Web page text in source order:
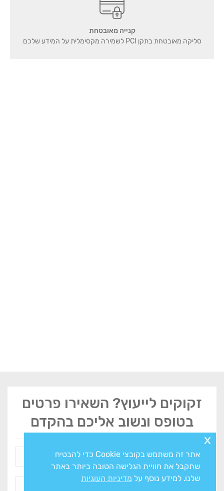
קנייה מאובטחת
סליקה מאובטחת בתקן PCI לשמירה מקסימלית על המידע שלכם
זקוקים לייעוץ? השאירו פרטים
בטופס ונשוב אליכם בהקדם
אתר זה משתמש בקובצי Cookie כדי להבטיח
שתקבל את חוויית הגלישה הטובה ביותר באתר
שלנו. למידע נוסף על מדיניות העוגיות
x